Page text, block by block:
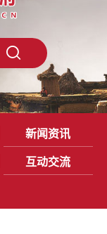
新闻资讯
互动交流